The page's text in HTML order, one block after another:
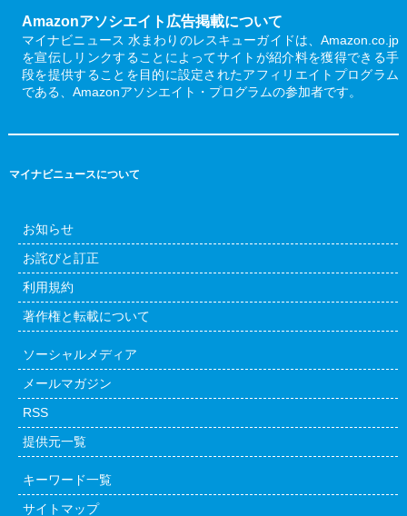
Amazonアソシエイト広告掲載について
マイナビニュース 水まわりのレスキューガイドは、Amazon.co.jp
を宣伝しリンクすることによってサイトが紹介料を獲得できる手
段を提供することを目的に設定されたアフィリエイトプログラム
である、Amazonアソシエイト・プログラムの参加者です。
マイナビニュースについて
お知らせ
お詫びと訂正
利用規約
著作権と転載について
ソーシャルメディア
メールマガジン
RSS
提供元一覧
キーワード一覧
サイトマップ